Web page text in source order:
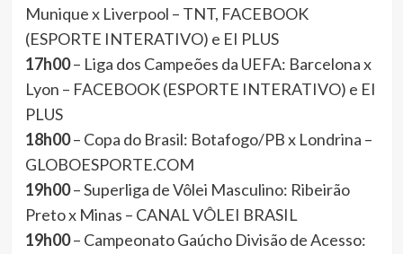
Munique x Liverpool – TNT, FACEBOOK
(ESPORTE INTERATIVO) e EI PLUS
17h00– Liga dos Campeões da UEFA: Barcelona x
Lyon – FACEBOOK (ESPORTE INTERATIVO) e EI
PLUS
18h00– Copa do Brasil: Botafogo/PB x Londrina –
GLOBOESPORTE.COM
19h00– Superliga de Vôlei Masculino: Ribeirão
Preto x Minas – CANAL VÔLEI BRASIL
19h00– Campeonato Gaúcho Divisão de Acesso: